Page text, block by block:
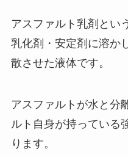
アスファルト乳剤とい
乳化剤・安定剤に溶か
散させた液体です。
アスファルトが水と分
ルト自身が持っている
ります。